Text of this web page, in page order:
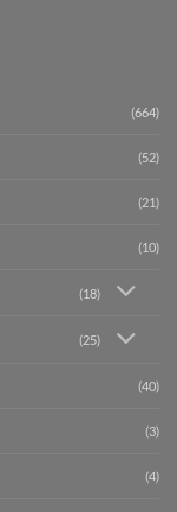
(664)
(52)
(21)
(10)
(18)
(25)
(40)
(3)
(4)